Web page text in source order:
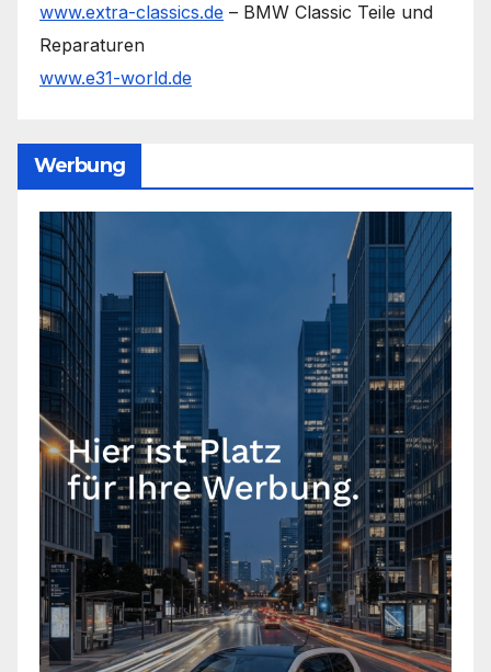
www.extra-classics.de – BMW Classic Teile und
Reparaturen
www.e31-world.de
Werbung